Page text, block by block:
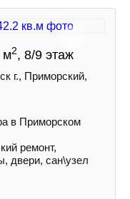
м2, 8/9 этаж
г., Приморский,
в Приморском
ремонт,
двери, сан\узел